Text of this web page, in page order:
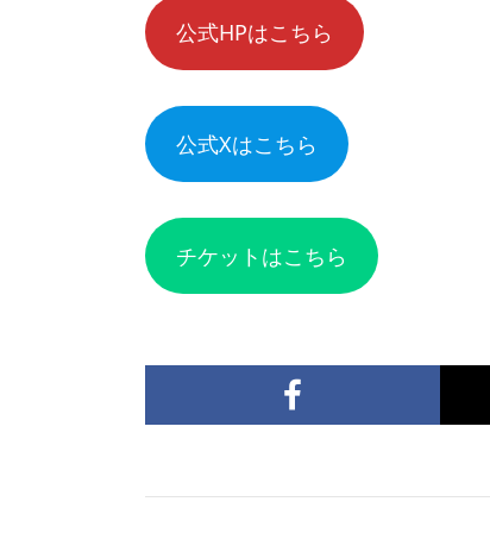
公式HPはこちら
公式Xはこちら
チケットはこちら